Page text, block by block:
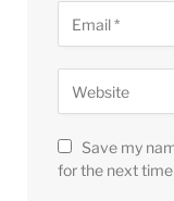
Save my
for the next